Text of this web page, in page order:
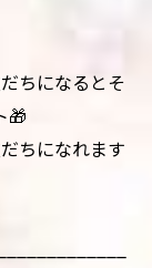
ちになるとそ
🎁
ちになれます